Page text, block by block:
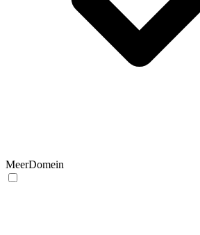
MeerDomein